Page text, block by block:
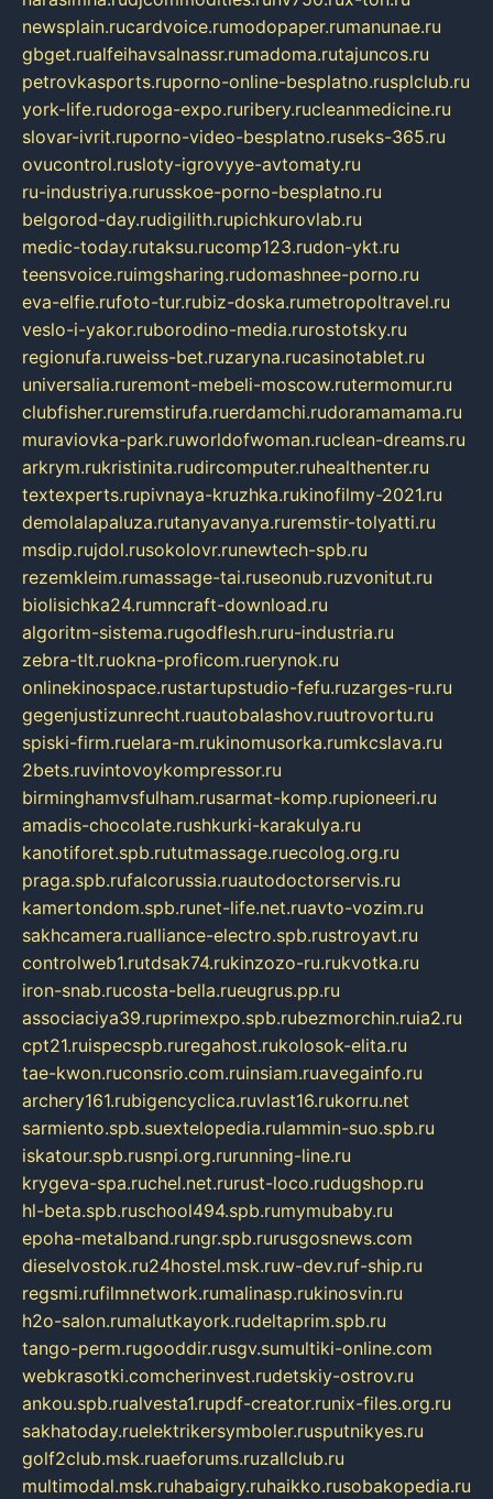
newsplain.rucardvoice.rumodopaper.rumanunae.ru
gbget.rualfeihavsalnassr.rumadoma.rutajuncos.ru
petrovkasports.ruporno-online-besplatno.rusplclub.ru
york-life.rudoroga-expo.ruribery.rucleanmedicine.ru
slovar-ivrit.ruporno-video-besplatno.ruseks-365.ru
ovucontrol.rusloty-igrovyye-avtomaty.ru
ru-industriya.rurusskoe-porno-besplatno.ru
belgorod-day.rudigilith.rupichkurovlab.ru
medic-today.rutaksu.rucomp123.rudon-ykt.ru
teensvoice.ruimgsharing.rudomashnee-porno.ru
eva-elfie.rufoto-tur.rubiz-doska.rumetropoltravel.ru
veslo-i-yakor.ruborodino-media.rurostotsky.ru
regionufa.ruweiss-bet.ruzaryna.rucasinotablet.ru
universalia.ruremont-mebeli-moscow.rutermomur.ru
clubfisher.ruremstirufa.ruerdamchi.rudoramamama.ru
muraviovka-park.ruworldofwoman.ruclean-dreams.ru
arkrym.rukristinita.rudircomputer.ruhealthenter.ru
textexperts.rupivnaya-kruzhka.rukinofilmy-2021.ru
demolalapaluza.rutanyavanya.ruremstir-tolyatti.ru
msdip.rujdol.rusokolovr.runewtech-spb.ru
rezemkleim.rumassage-tai.ruseonub.ruzvonitut.ru
biolisichka24.rumncraft-download.ru
algoritm-sistema.rugodflesh.ruru-industria.ru
zebra-tlt.ruokna-proficom.ruerynok.ru
onlinekinospace.rustartupstudio-fefu.ruzarges-ru.ru
gegenjustizunrecht.ruautobalashov.ruutrovortu.ru
spiski-firm.ruelara-m.rukinomusorka.rumkcslava.ru
2bets.ruvintovoykompressor.ru
birminghamvsfulham.rusarmat-komp.rupioneeri.ru
amadis-chocolate.rushkurki-karakulya.ru
kanotiforet.spb.rututmassage.ruecolog.org.ru
praga.spb.rufalcorussia.ruautodoctorservis.ru
kamertondom.spb.runet-life.net.ruavto-vozim.ru
sakhcamera.rualliance-electro.spb.rustroyavt.ru
controlweb1.rutdsak74.rukinzozo-ru.rukvotka.ru
iron-snab.rucosta-bella.rueugrus.pp.ru
associaciya39.ruprimexpo.spb.rubezmorchin.ruia2.ru
cpt21.ruispecspb.ruregahost.rukolosok-elita.ru
tae-kwon.ruconsrio.com.ruinsiam.ruavegainfo.ru
archery161.rubigencyclica.ruvlast16.rukorru.net
sarmiento.spb.suextelopedia.rulammin-suo.spb.ru
iskatour.spb.rusnpi.org.rurunning-line.ru
krygeva-spa.ruchel.net.rurust-loco.rudugshop.ru
hl-beta.spb.ruschool494.spb.rumymubaby.ru
epoha-metalband.rungr.spb.rurusgosnews.com
dieselvostok.ru24hostel.msk.ruw-dev.ruf-ship.ru
regsmi.rufilmnetwork.rumalinasp.rukinosvin.ru
h2o-salon.rumalutkayork.rudeltaprim.spb.ru
tango-perm.rugooddir.rusgv.sumultiki-online.com
webkrasotki.comcherinvest.rudetskiy-ostrov.ru
ankou.spb.rualvesta1.rupdf-creator.runix-files.org.ru
sakhatoday.ruelektrikersymboler.rusputnikyes.ru
golf2club.msk.ruaeforums.ruzallclub.ru
multimodal.msk.ruhabaigry.ruhaikko.rusobakopedia.ru